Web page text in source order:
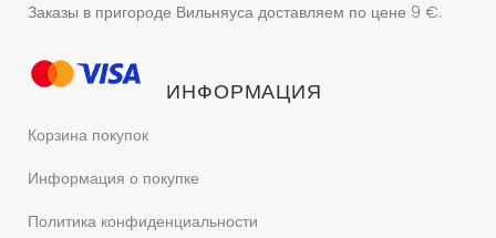
Заказы в пригороде Вильняуса доставляем по цене 9 €.
ИНФОРМАЦИЯ
Корзина покупок
Информация о покупке
Политика конфиденциальности